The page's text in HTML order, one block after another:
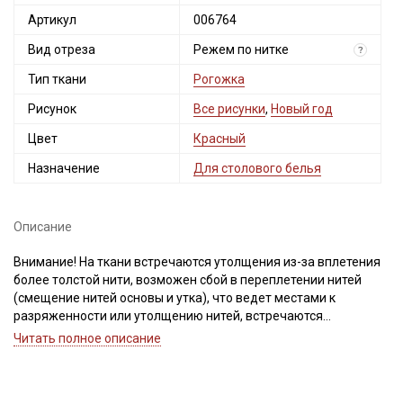
Артикул 006764
Вид отреза Режем по нитке ?
Тип ткани Рогожка
Рисунок Все рисунки, Новый год
Цвет Красный
Назначение Для столового белья
Описание
Внимание! На ткани встречаются утолщения из-за вплетения
более толстой нити, возможен сбой в переплетении нитей
(смещение нитей основы и утка), что ведет местами к
разряженности или утолщению нитей, встречаются
непрокрасы и вплетения нитей другого цвета, дефекты вдоль
Читать полное описание